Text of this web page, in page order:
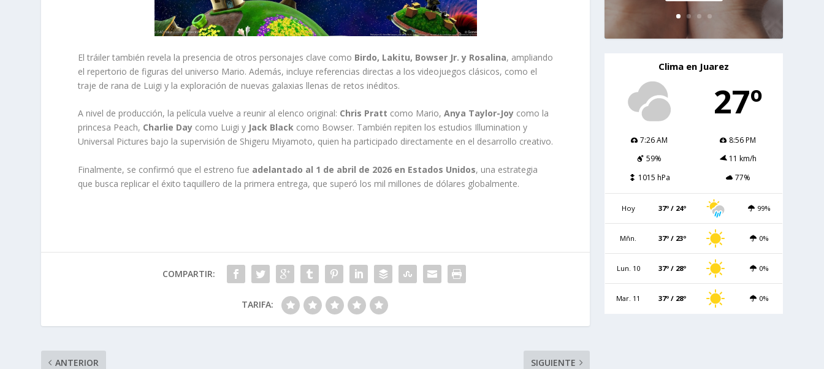
El tráiler también revela la presencia de otros personajes clave como Birdo, Lakitu, Bowser Jr. y Rosalina, ampliando
el repertorio de figuras del universo Mario. Además, incluye referencias directas a los videojuegos clásicos, como el
traje de rana de Luigi y la exploración de nuevas galaxias llenas de retos inéditos.
A nivel de producción, la película vuelve a reunir al elenco original: Chris Pratt como Mario,Anya Taylor-Joy como la
princesa Peach, Charlie Day como Luigi y Jack Black como Bowser. También repiten los estudios Illumination y
Universal Pictures bajo la supervisión de Shigeru Miyamoto, quien ha participado directamente en el desarrollo creativo.
Finalmente, se confirmó que el estreno fue adelantado al 1 de abril de 2026 en Estados Unidos, una estrategia
que busca replicar el éxito taquillero de la primera entrega, que superó los mil millones de dólares globalmente.
COMPARTIR:
TARIFA:
ANTERIOR SIGUIENTE
Clima en Juarez
27º
7:26 AM
8:56 PM
59%
11 km/h
1015 hPa
77%
Hoy 37º / 24º 99%
Mñn. 37º / 23º 0%
Lun. 10 37º / 28º 0%
Mar. 11 37º / 28º 0%